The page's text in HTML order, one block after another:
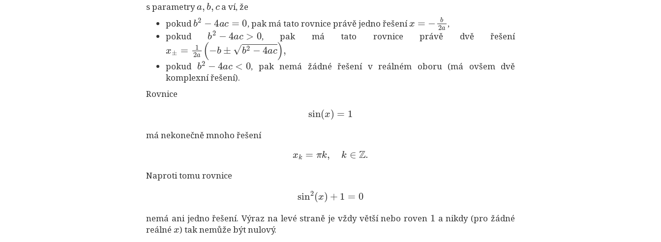
s parametry
a ví, že
pokud
b2 4 a 0
, pak má tato rovnice právě jedno řešení
a
,
pokud
b2−4 ac >0
, pak má tato rovnice právě dvě řešení
x±=12 a −b ± 2−4ac),
pokud
b2− a 0
, pak nemá žádné řešení v reálném oboru (má ovšem dvě
komplexní řešení).
Rovnice
sin(x )=1
má nekonečně mnoho řešení
xk =π ∈ Z
Naproti tomu rovnice
sin2 (x ) +1
nemá ani jedno řešení. Výraz na levé straně je vždy větší nebo roven
1
a nikdy (pro žádné
reálné
x
) tak nemůže být nulový.